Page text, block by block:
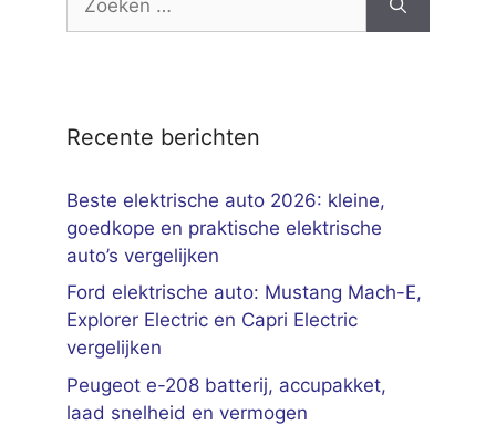
naar:
Recente berichten
Beste elektrische auto 2026: kleine,
goedkope en praktische elektrische
auto’s vergelijken
Ford elektrische auto: Mustang Mach-E,
Explorer Electric en Capri Electric
vergelijken
Peugeot e-208 batterij, accupakket,
laad snelheid en vermogen